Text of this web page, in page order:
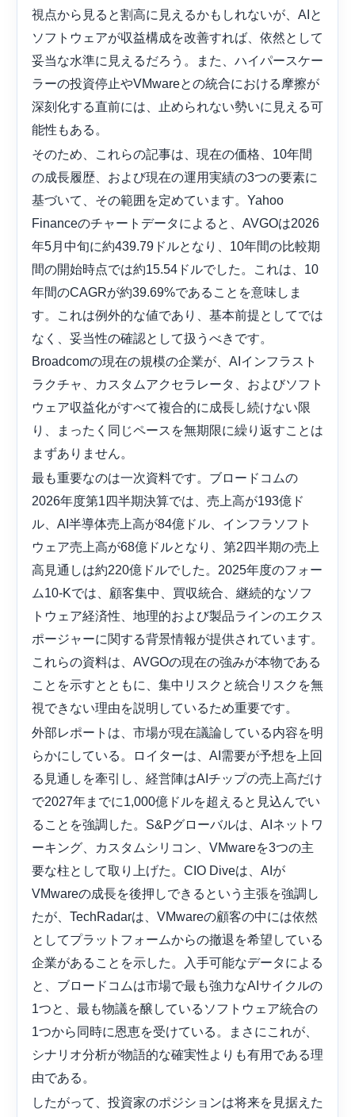
視点から見ると割高に見えるかもしれないが、AIと
ソフトウェアが収益構成を改善すれば、依然として
妥当な水準に見えるだろう。また、ハイパースケー
ラーの投資停止やVMwareとの統合における摩擦が
深刻化する直前には、止められない勢いに見える可
能性もある。
そのため、これらの記事は、現在の価格、10年間
の成長履歴、および現在の運用実績の3つの要素に
基づいて、その範囲を定めています。Yahoo
Financeのチャートデータによると、AVGOは2026
年5月中旬に約439.79ドルとなり、10年間の比較期
間の開始時点では約15.54ドルでした。これは、10
年間のCAGRが約39.69%であることを意味しま
す。これは例外的な値であり、基本前提としてでは
なく、妥当性の確認として扱うべきです。
Broadcomの現在の規模の企業が、AIインフラスト
ラクチャ、カスタムアクセラレータ、およびソフト
ウェア収益化がすべて複合的に成長し続けない限
り、まったく同じペースを無期限に繰り返すことは
まずありません。
最も重要なのは一次資料です。ブロードコムの
2026年度第1四半期決算では、売上高が193億ド
ル、AI半導体売上高が84億ドル、インフラソフト
ウェア売上高が68億ドルとなり、第2四半期の売上
高見通しは約220億ドルでした。2025年度のフォー
ム10-Kでは、顧客集中、買収統合、継続的なソフ
トウェア経済性、地理的および製品ラインのエクス
ポージャーに関する背景情報が提供されています。
これらの資料は、AVGOの現在の強みが本物である
ことを示すとともに、集中リスクと統合リスクを無
視できない理由を説明しているため重要です。
外部レポートは、市場が現在議論している内容を明
らかにしている。ロイターは、AI需要が予想を上回
る見通しを牽引し、経営陣はAIチップの売上高だけ
で2027年までに1,000億ドルを超えると見込んでい
ることを強調した。S&Pグローバルは、AIネットワ
ーキング、カスタムシリコン、VMwareを3つの主
要な柱として取り上げた。CIO Diveは、AIが
VMwareの成長を後押しできるという主張を強調し
たが、TechRadarは、VMwareの顧客の中には依然
としてプラットフォームからの撤退を希望している
企業があることを示した。入手可能なデータによる
と、ブロードコムは市場で最も強力なAIサイクルの
1つと、最も物議を醸しているソフトウェア統合の
1つから同時に恩恵を受けている。まさにこれが、
シナリオ分析が物語的な確実性よりも有用である理
由である。
したがって、投資家のポジションは将来を見据えた